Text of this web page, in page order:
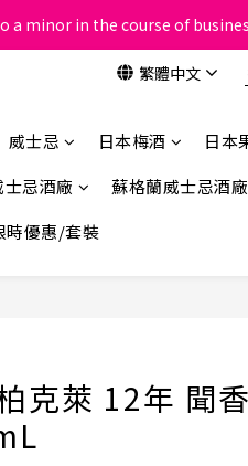
醺醉的酒類
a minor in the course of
繁體中文
威士忌 日本梅酒
日本
士忌酒廠
蘇格蘭威士忌酒廠
時優惠/套裝
克萊 12年 聞